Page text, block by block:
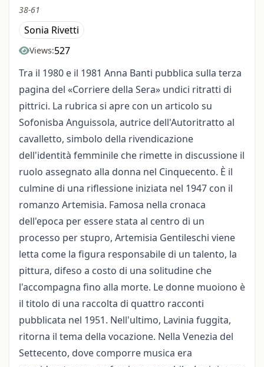
38-61
Sonia Rivetti
Views:527
Tra il 1980 e il 1981 Anna Banti pubblica sulla terza
pagina del «Corriere della Sera» undici ritratti di
pittrici. La rubrica si apre con un articolo su
Sofonisba Anguissola, autrice dell'Autoritratto al
cavalletto, simbolo della rivendicazione
dell'identità femminile che rimette in discussione il
ruolo assegnato alla donna nel Cinquecento. È il
culmine di una riflessione iniziata nel 1947 con il
romanzo Artemisia. Famosa nella cronaca
dell'epoca per essere stata al centro di un
processo per stupro, Artemisia Gentileschi viene
letta come la figura responsabile di un talento, la
pittura, difeso a costo di una solitudine che
l'accompagna fino alla morte. Le donne muoiono è
il titolo di una raccolta di quattro racconti
pubblicata nel 1951. Nell'ultimo, Lavinia fuggita,
ritorna il tema della vocazione. Nella Venezia del
Settecento, dove comporre musica era